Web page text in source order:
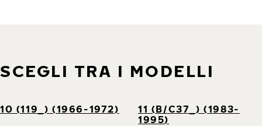
SCEGLI TRA I MODELLI
10 (119_) (1966-1972)
11 (B/C37_) (1983-
1995)